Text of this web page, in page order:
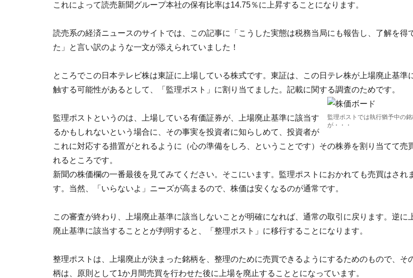
これによって読売新聞グループ本社の保有比率は14.75％に上昇することになります。
読売系の経済ニュースのサイトでは、この記事に「こうした実態は税務当局にも報告し、了解を得
た」と言い訳のような一文が添えられていました！
ところでこの日本テレビ株は東証に上場している株式です。東証は、この日テレ株が上場廃止基準
触する可能性があるとして、「監理ポスト」に割り当てました。記載に関する調査のためです。
監理ポストでは執行猶予中の銘
が・・・
監理ポストというのは、上場している有価証券が、上場廃止基準に該当す
るかもしれないという場合に、その事実を投資者に知らしめて、投資者が
これに対応する措置がとれるように（心の準備をしろ、ということです）その株券を割り当てて売
れるところです。
新聞の株価欄の一番最後を見てみてください。そこにいます。監理ポストにおかれても売買はされ
す。当然、「いらないよ」ニーズが高まるので、株価は安くなるのが通常です。
この審査が終わり、上場廃止基準に該当しないことが明確になれば、通常の取引に戻ります。逆に
廃止基準に該当することとが判明すると、「整理ポスト」に移行することになります。
整理ポストは、上場廃止が決まった銘柄を、整理のために売買できるようにするためのもので、そ
柄は、原則として1か月間売買を行わせた後に上場を廃止することとになっています。